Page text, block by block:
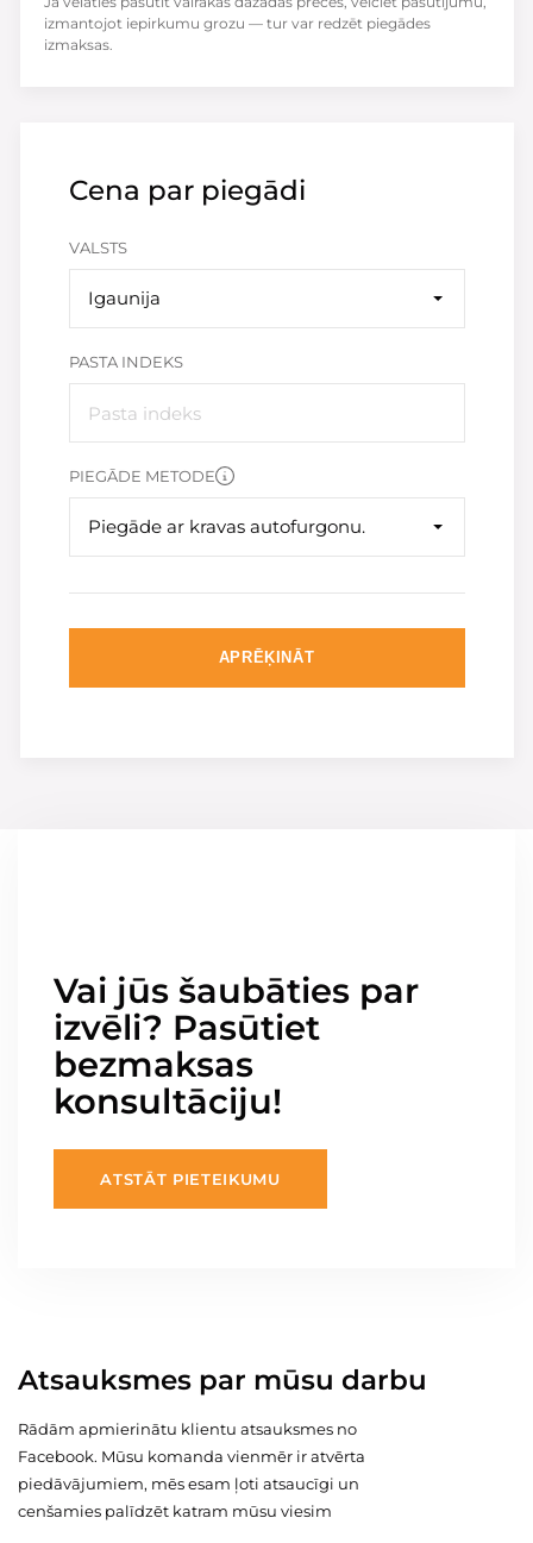
Cena par piegādi
VALSTS
Igaunija
PASTA INDEKS
PIEGĀDE METODE
Piegāde ar kravas autofurgonu.
APRĒĶINĀT
izmantojot iepirkumu grozu — tur var redzēt piegādes
izmaksas.
Vai jūs šaubāties par
izvēli? Pasūtiet
bezmaksas
konsultāciju!
ATSTĀT PIETEIKUMU
Atsauksmes par mūsu darbu
Rādām apmierinātu klientu atsauksmes no
Facebook. Mūsu komanda vienmēr ir atvērta
piedāvājumiem, mēs esam ļoti atsaucīgi un
cenšamies palīdzēt katram mūsu viesim